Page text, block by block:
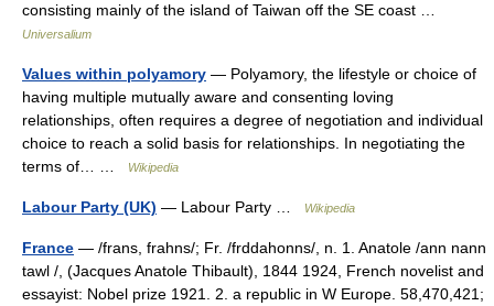
consisting mainly of the island of Taiwan off the SE coast …
Universalium
Values within polyamory — Polyamory, the lifestyle or choice of
having multiple mutually aware and consenting loving
relationships, often requires a degree of negotiation and individual
choice to reach a solid basis for relationships. In negotiating the
terms of… …
Wikipedia
Labour Party (UK) — Labour Party … Wikipedia
France — /frans, frahns/; Fr. /frddahonns/, n. 1. Anatole /ann nann
tawl /, (Jacques Anatole Thibault), 1844 1924, French novelist and
essayist: Nobel prize 1921. 2. a republic in W Europe. 58,470,421;